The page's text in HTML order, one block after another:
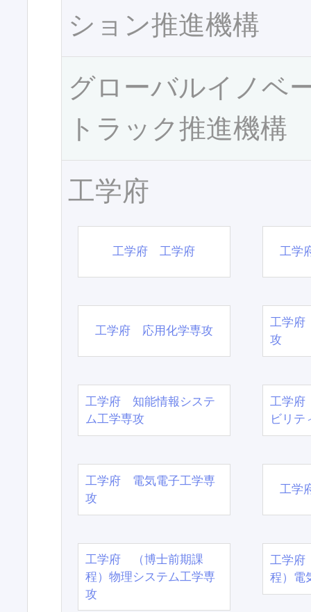
ション推進機構
グローバルイノベ
トラック推進機構
工学府
工学府 工学府 工学
工学府 応用化学専攻
工学府
攻
工学府 知能情報システ
ム工学専攻
工学府
ビリテ
工学府 電気電子工学専
攻
工学
工学府 （博士前期課
程）物理システム工学専
攻
工学
程）電